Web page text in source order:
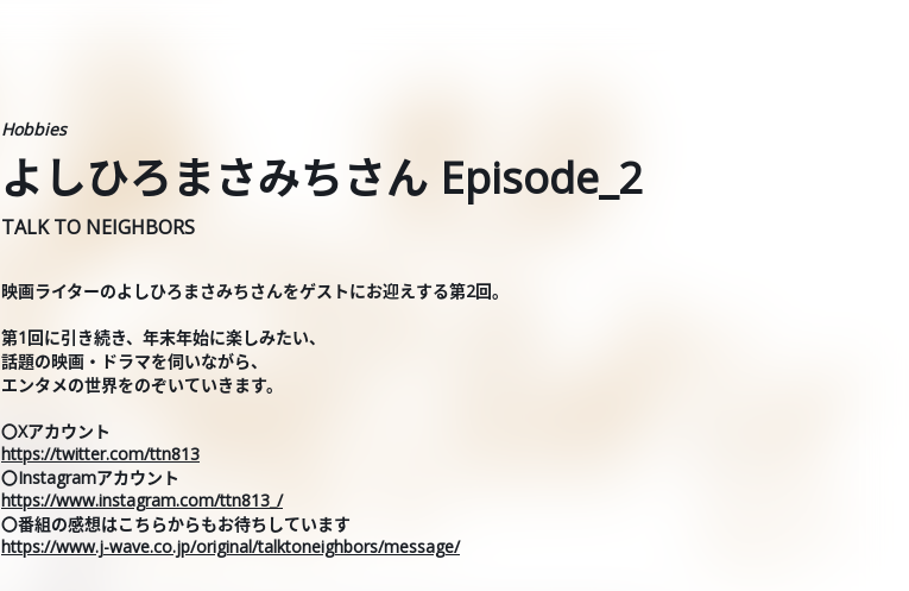
Hobbies
よしひろまさみちさん Episode_2
TALK TO NEIGHBORS
映画ライターのよしひろまさみちさんをゲストにお迎えする第2回。
第1回に引き続き、年末年始に楽しみたい、
話題の映画・ドラマを伺いながら、
エンタメの世界をのぞいていきます。
〇Xアカウント
https://twitter.com/ttn813
〇Instagramアカウント
https://www.instagram.com/ttn813_/
〇番組の感想はこちらからもお待ちしています
https://www.j-wave.co.jp/original/talktoneighbors/message/